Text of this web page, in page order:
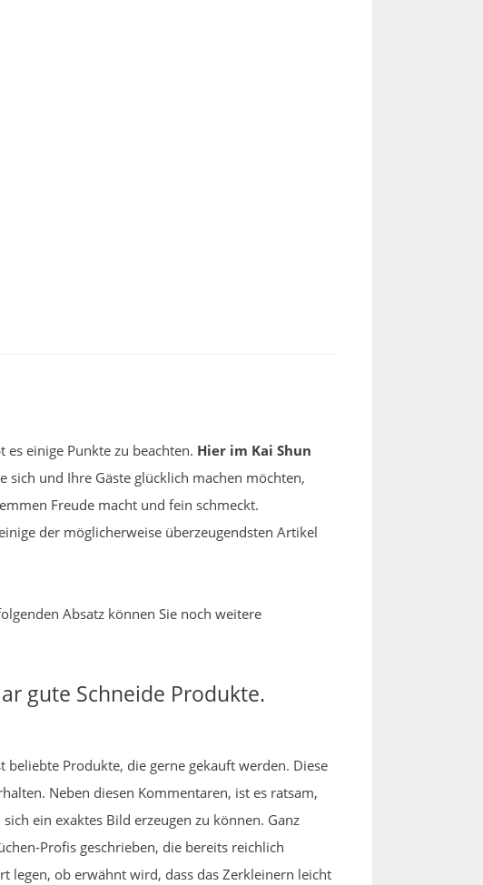
einige Punkte zu beachten. Hier im Kai Shun
sich und Ihre Gäste glücklich machen möchten,
Freude macht und fein schmeckt.
der möglicherweise überzeugendsten Artikel
Absatz können Sie noch weitere
gute Schneide Produkte.
beliebte Produkte, die gerne gekauft werden. Diese
Neben diesen Kommentaren, ist es ratsam,
ein exaktes Bild erzeugen zu können. Ganz
Profis geschrieben, die bereits reichlich
legen, ob erwähnt wird, dass das Zerkleinern leicht